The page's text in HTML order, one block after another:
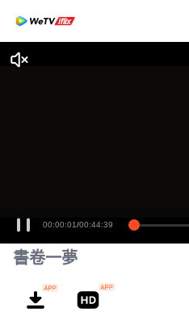
00:00:01/00:44:39
書卷一夢